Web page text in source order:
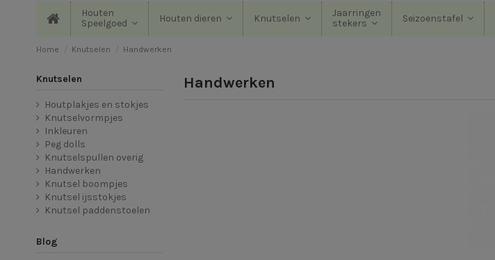
Houten
Speelgoed
Houten dieren Knutselen
Jaarringen
stekers
Seizoenstafel
Home Knutselen Handwerken
Handwerken
Knutselen
Houtplakjes en stokjes
Knutselvormpjes
Inkleuren
Peg dolls
Knutselspullen overig
Handwerken
Knutsel boompjes
Knutsel ijsstokjes
Knutsel paddenstoelen
Blog